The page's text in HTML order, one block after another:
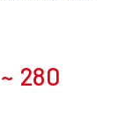
補充
280